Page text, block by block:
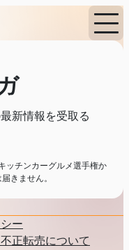
新情報を受取る
ッチンカーグルメ選手権か
きません。
ー
正転売について